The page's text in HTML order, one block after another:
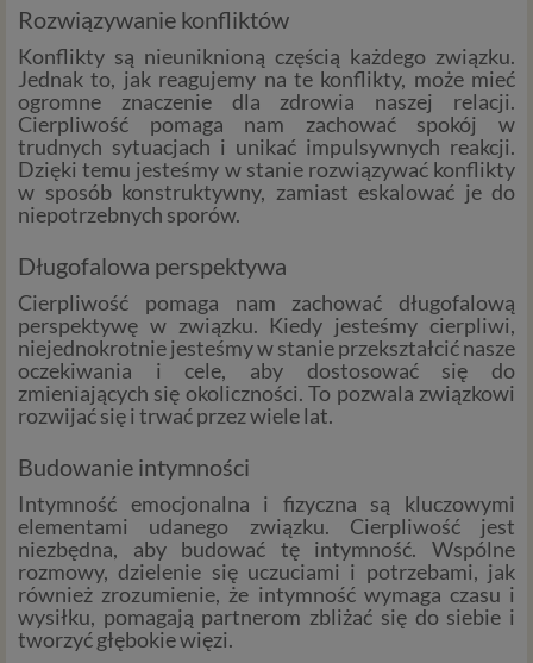
Rozwiązywanie konfliktów
Konflikty są nieuniknioną częścią każdego związku.
Jednak to, jak reagujemy na te konflikty, może mieć
ogromne znaczenie dla zdrowia naszej relacji.
Cierpliwość pomaga nam zachować spokój w
trudnych sytuacjach i unikać impulsywnych reakcji.
Dzięki temu jesteśmy w stanie rozwiązywać konflikty
w sposób konstruktywny, zamiast eskalować je do
niepotrzebnych sporów.
Długofalowa perspektywa
Cierpliwość pomaga nam zachować długofalową
perspektywę w związku. Kiedy jesteśmy cierpliwi,
niejednokrotnie jesteśmy w stanie przekształcić nasze
oczekiwania i cele, aby dostosować się do
zmieniających się okoliczności. To pozwala związkowi
rozwijać się i trwać przez wiele lat.
Budowanie intymności
Intymność emocjonalna i fizyczna są kluczowymi
elementami udanego związku. Cierpliwość jest
niezbędna, aby budować tę intymność. Wspólne
rozmowy, dzielenie się uczuciami i potrzebami, jak
również zrozumienie, że intymność wymaga czasu i
wysiłku, pomagają partnerom zbliżać się do siebie i
tworzyć głębokie więzi.